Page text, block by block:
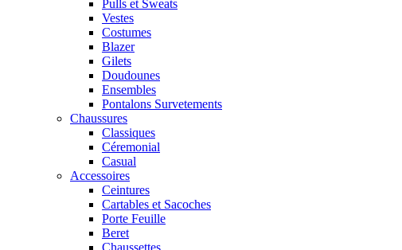
Pulls et Sweats
Vestes
Costumes
Blazer
Gilets
Doudounes
Ensembles
Pontalons Survetements
Chaussures
Classiques
Céremonial
Casual
Accessoires
Ceintures
Cartables et Sacoches
Porte Feuille
Beret
Chaussettes